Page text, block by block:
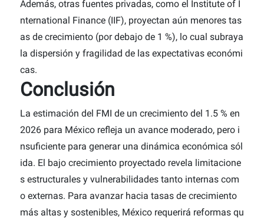
Además, otras fuentes privadas, como el Institute of I
nternational Finance (IIF), proyectan aún menores tas
as de crecimiento (por debajo de 1 %), lo cual subraya
la dispersión y fragilidad de las expectativas económi
cas.
Conclusión
La estimación del FMI de un crecimiento del 1.5 % en
2026 para México refleja un avance moderado, pero i
nsuficiente para generar una dinámica económica sól
ida. El bajo crecimiento proyectado revela limitacione
s estructurales y vulnerabilidades tanto internas com
o externas. Para avanzar hacia tasas de crecimiento
más altas y sostenibles, México requerirá reformas qu